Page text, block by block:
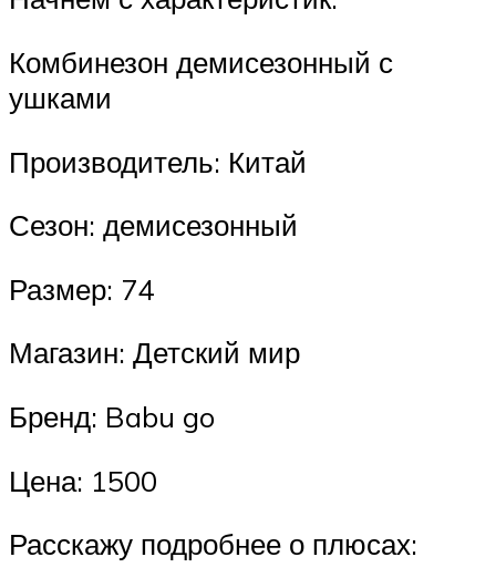
Комбинезон демисезонный с
ушками
Производитель: Китай
Сезон: демисезонный
Размер: 74
Магазин: Детский мир
Бренд: Babu go
Цена: 1500
Расскажу подробнее о плюсах: